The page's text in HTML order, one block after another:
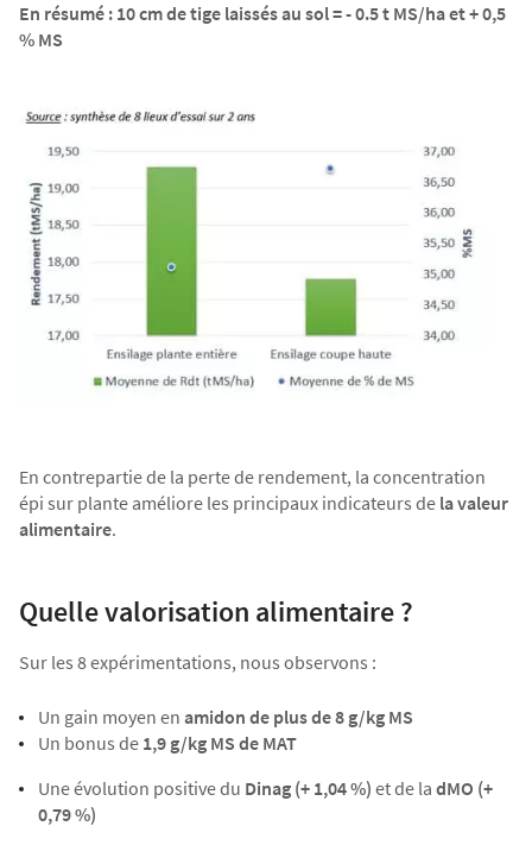
En résumé : 10 cm de tige laissés au sol = - 0.5 t MS/ha et + 0,5
% MS
En contrepartie de la perte de rendement, la concentration
épi sur plante améliore les principaux indicateurs de la valeur
alimentaire.
Quelle valorisation alimentaire ?
Sur les 8 expérimentations, nous observons :
Un gain moyen en amidon de plus de 8 g/kg MS
Un bonus de 1,9 g/kg MS de MAT
Une évolution positive du Dinag (+ 1,04 %) et de la dMO (+
0,79 %)